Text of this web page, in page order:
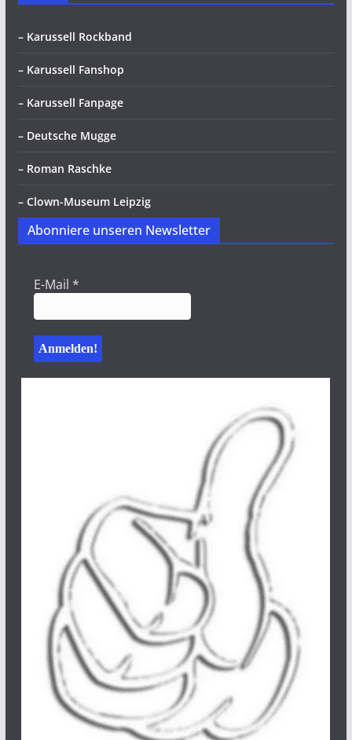
– Karussell Rockband
– Karussell Fanshop
– Karussell Fanpage
– Deutsche Mugge
– Roman Raschke
– Clown-Museum Leipzig
Abonniere unseren Newsletter
E-Mail *